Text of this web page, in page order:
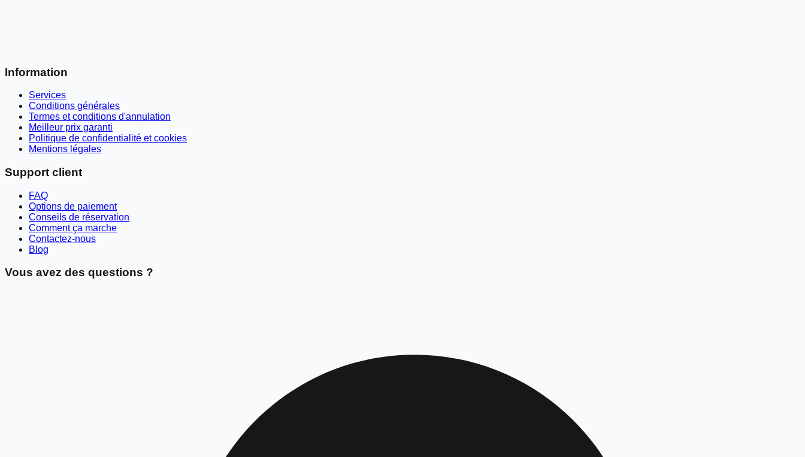
Information
Services
Conditions générales
Termes et conditions d'annulation
Meilleur prix garanti
Politique de confidentialité et cookies
Mentions légales
Support client
FAQ
Options de paiement
Conseils de réservation
Comment ça marche
Contactez-nous
Blog
Vous avez des questions ?